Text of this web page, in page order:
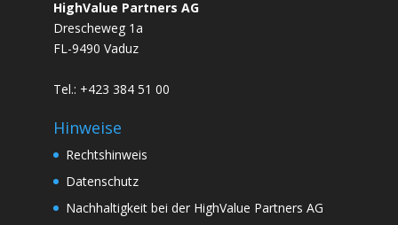
HighValue Partners AG
Drescheweg 1a
FL-9490 Vaduz
Tel.: +423 384 51 00
Hinweise
Rechtshinweis
Datenschutz
Nachhaltigkeit bei der HighValue Partners AG